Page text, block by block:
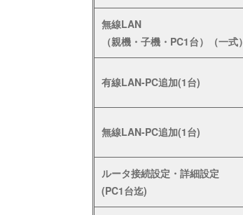
無線LAN
（親機・子機・PC1台）（一式）
有線LAN-PC追加(1台)
無線LAN-PC追加(1台)
ルータ接続設定・詳細設定
(PC1台迄)